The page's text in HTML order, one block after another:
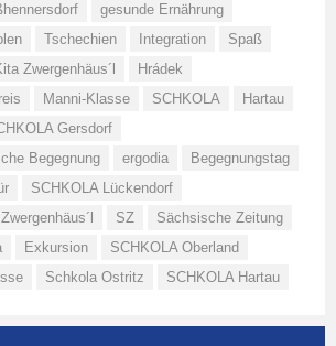
gesunde Ernährung
Tschechien Integration
Spaß
Zwergenhäus´l
Hrádek
Manni-Klasse SCHKOLA
Hartau
Gersdorf
Begegnung
ergodia
Begegnungstag
SCHKOLA Lückendorf
SZ
Sächsische Zeitung
Exkursion
SCHKOLA Oberland
Schkola Ostritz SCHKOLA Hartau